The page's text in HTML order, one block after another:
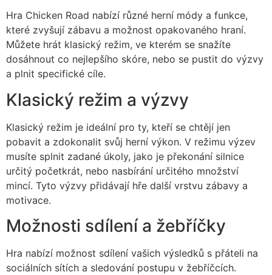
Hra Chicken Road nabízí různé herní módy a funkce,
které zvyšují zábavu a možnost opakovaného hraní.
Můžete hrát klasický režim, ve kterém se snažíte
dosáhnout co nejlepšího skóre, nebo se pustit do výzvy
a plnit specifické cíle.
Klasický režim a výzvy
Klasický režim je ideální pro ty, kteří se chtějí jen
pobavit a zdokonalit svůj herní výkon. V režimu výzev
musíte splnit zadané úkoly, jako je překonání silnice
určitý početkrát, nebo nasbírání určitého množství
mincí. Tyto výzvy přidávají hře další vrstvu zábavy a
motivace.
Možnosti sdílení a žebříčky
Hra nabízí možnost sdílení vašich výsledků s přáteli na
sociálních sítích a sledování postupu v žebříčcích.